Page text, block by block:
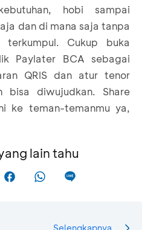
centang syarat &
hobi sampai
dan di mana saja tanpa
terkumpul. Cukup buka
Paylater BCA sebagai
QRIS dan atur tenor
bisa diwujudkan. Share
ke teman-temanmu ya,
lain tahu